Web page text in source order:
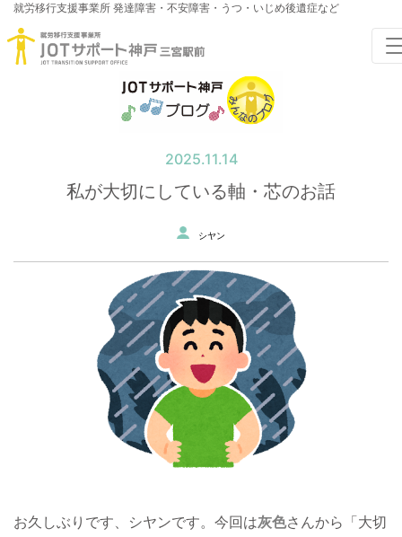
就労移行支援事業所 発達障害・不安障害・うつ・いじめ後遺症など
2025.11.14
私が大切にしている軸・芯のお話
シヤン
お久しぶりです、シヤンです。今回は灰色さんから「大切